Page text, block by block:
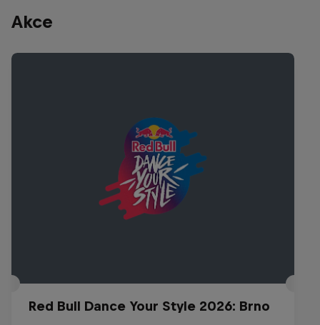
Akce
Red Bull Dance Your Style 2026: Brno